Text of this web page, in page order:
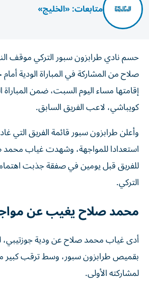
متابعات: «الخليج»
حسم نادي طرابزون سبور التركي موقف
صلاح من المشاركة في المباراة الودية أمام
إقامتها مساء اليوم السبت، ضمن المباراة
كويباشي، لاعب الفريق السابق.
وأعلن طرابزون سبور قائمة الفريق التي
استعدادا للمواجهة، وشهدت غياب
للفريق قبل يومين في صفقة جذبت اهتماماً
التركي.
محمد صلاح يغيب عن
أدى غياب محمد صلاح عن ودية جوزتيبي،
بقميص طرابزون سبور، وسط ترقب كبير
لمشاركته الأولى.